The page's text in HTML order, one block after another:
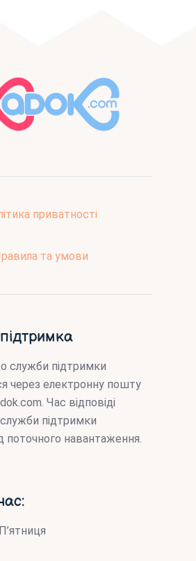
приватності
та умови
служби підтримки
через електронну пошту
. Час відповіді
служби підтримки
поточного навантаження.